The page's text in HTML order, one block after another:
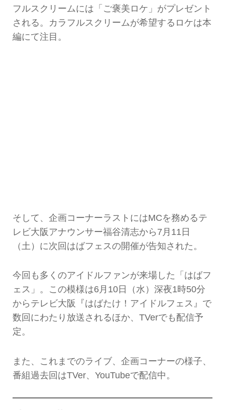
フルスクリームには「ご褒美ロケ」がプレゼント
される。カラフルスクリームが希望するロケは本
編にて注目。
そして、企画コーナーラストにはMCを務めるテ
レビ大阪アナウンサー福谷清志から7月11日
（土）に次回はばフェスの開催が告知された。
今回も多くのアイドルファンが来場した「はばフ
ェス」。この模様は6月10日（水）深夜1時50分
からテレビ大阪『はばたけ！アイドルフェス』で
数回にわたり放送されるほか、TVerでも配信予
定。
また、これまでのライブ、企画コーナーの様子、
番組過去回はTVer、YouTubeで配信中。